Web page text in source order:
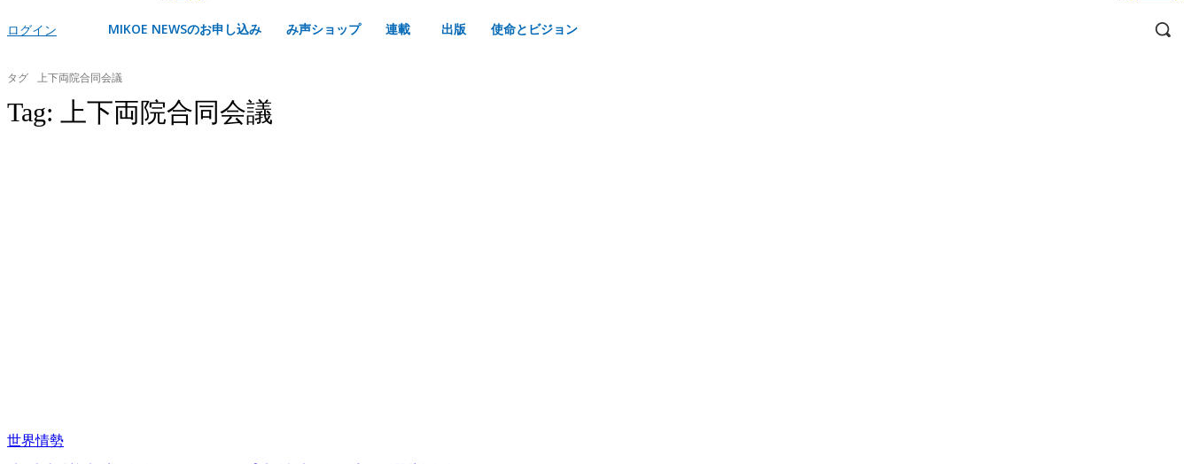
ログイン MIKOE NEWSのお申し込み み声ショップ 連載 出版 使命とビジョン
タグ 上下両院合同会議
Tag: 上下両院合同会議
世界情勢